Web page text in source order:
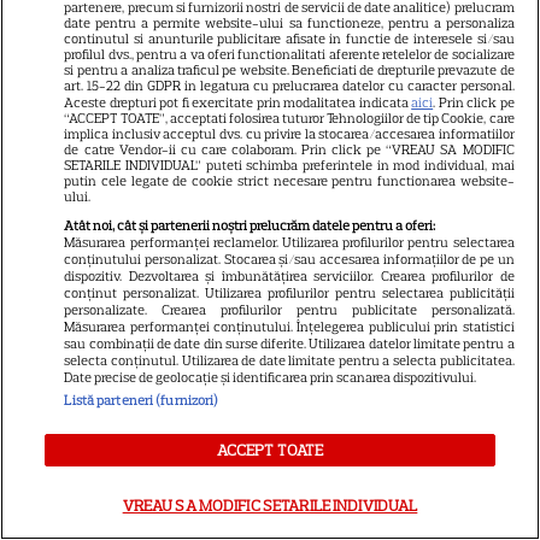
Libertatea
Libertatea pentru femei
GSP
Știri mondene
Avantaje
Elle
Unica
Retete practice
URMĂREȘTE-NE PE
partenere, precum si furnizorii nostri de servicii de date analitice) prelucram
date pentru a permite website-ului sa functioneze, pentru a personaliza
continutul si anunturile publicitare afisate in functie de interesele si/sau
profilul dvs., pentru a va oferi functionalitati aferente retelelor de socializare
si pentru a analiza traficul pe website. Beneficiati de drepturile prevazute de
art. 15-22 din GDPR in legatura cu prelucrarea datelor cu caracter personal.
Aceste drepturi pot fi exercitate prin modalitatea indicataaici. Prin click pe
“ACCEPT TOATE”, acceptati folosirea tuturor Tehnologiilor de tip Cookie, care
implica inclusiv acceptul dvs. cu privire la stocarea/accesarea informatiilor
de catre Vendor-ii cu care colaboram. Prin click pe “VREAU SA MODIFIC
SETARILE INDIVIDUAL” puteti schimba preferintele in mod individual, mai
putin cele legate de cookie strict necesare pentru functionarea website-
ului.
Atât noi, cât și partenerii noștri prelucrăm datele pentru a oferi:
Măsurarea performanței reclamelor. Utilizarea profilurilor pentru selectarea
conținutului personalizat. Stocarea și/sau accesarea informațiilor de pe un
dispozitiv. Dezvoltarea și îmbunătățirea serviciilor. Crearea profilurilor de
conținut personalizat. Utilizarea profilurilor pentru selectarea publicității
personalizate. Crearea profilurilor pentru publicitate personalizată.
Măsurarea performanței conținutului. Înțelegerea publicului prin statistici
sau combinații de date din surse diferite. Utilizarea datelor limitate pentru a
selecta conținutul. Utilizarea de date limitate pentru a selecta publicitatea.
Date precise de geolocație și identificarea prin scanarea dispozitivului.
Listă parteneri (furnizori)
ACCEPT TOATE
VREAU SA MODIFIC SETARILE INDIVIDUAL